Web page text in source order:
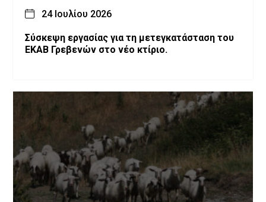
24 Ιουλίου 2026
Σύσκεψη εργασίας για τη μετεγκατάσταση του
ΕΚΑΒ Γρεβενών στο νέο κτίριο.